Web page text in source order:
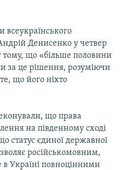
всеукраїнського
Денисенко у четвер
тому, що «більше половини
за це рішення, розуміючи
що його ніхто
що права
на південному сході
статус єдиної державної
російськомовним,
в Україні повноцінними